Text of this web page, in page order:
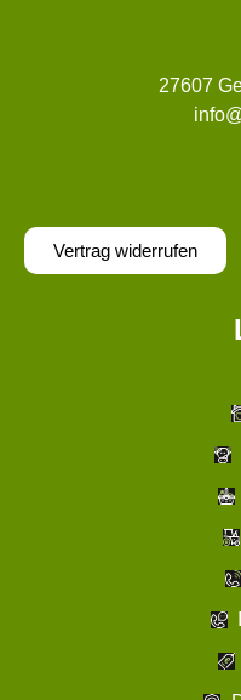
27607
Vertrag widerrufen